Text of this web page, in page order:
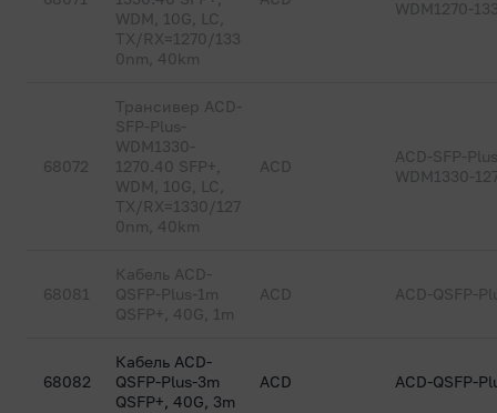
WDM, 10G, LC,
TX/RX=1270/133
0nm, 40km
WDM1270-
68072
Трансивер ACD-
SFP-Plus-
WDM1330-
1270.40 SFP+,
WDM, 10G, LC,
TX/RX=1330/127
0nm, 40km
ACD
ACD-SFP-
WDM1330-
68081
Кабель ACD-
QSFP-Plus-1m
QSFP+, 40G, 1m
ACD ACD-QSFP-
68082
Кабель ACD-
QSFP-Plus-3m
QSFP+, 40G, 3m
ACD ACD-QSFP-